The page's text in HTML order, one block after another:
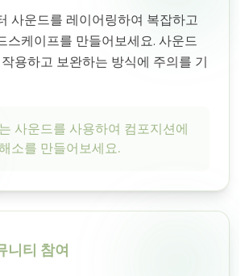
사운드를 레이어링하여 복잡하고
스케이프를 만들어보세요. 사운드
용하고 보완하는 방식에 주의를 기
사운드를 사용하여 컴포지션에
소를 만들어보세요.
니티 참여